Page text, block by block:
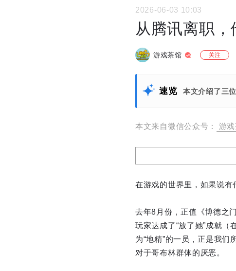
2026-06-03 10:03
从腾讯离职，
游戏茶馆 关注
速览 本文介绍了三
本文来自微信公众号： 游
在游戏的世界里，如果说有
去年8月份，正值《博德之
玩家达成了“放了她”成就
为“地精”的一员，正是我
对于哥布林群体的厌恶。